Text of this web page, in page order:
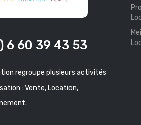
6 60 39 43 53
regroupe plusieurs activités
: Vente, Location,